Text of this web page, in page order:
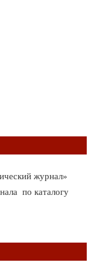
журнал»
по каталогу